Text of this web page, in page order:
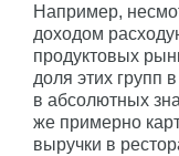
Например,
доходом
продуктовых
доля этих групп
в абсолютных
же примерно
выручки в